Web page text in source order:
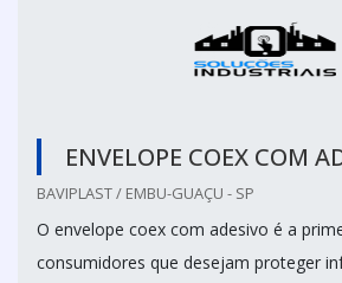
ENVELOPE COEX COM
BAVIPLAST / EMBU-GUAÇU - SP
O envelope coex com adesivo é a
consumidores que desejam proteger